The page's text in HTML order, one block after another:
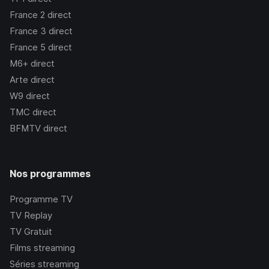
France 2 direct
France 3 direct
France 5 direct
M6+ direct
Arte direct
W9 direct
TMC direct
BFMTV direct
Nos programmes
Programme TV
TV Replay
TV Gratuit
Films streaming
Séries streaming